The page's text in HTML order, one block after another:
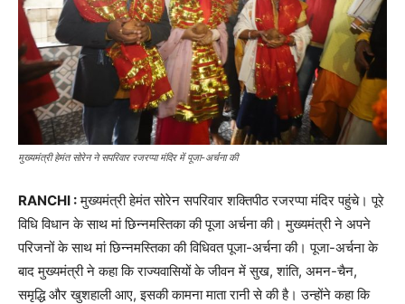
मुख्यमंत्री हेमंत सोरेन ने सपरिवार रजरप्पा मंदिर में पूजा-अर्चना की
RANCHI :मुख्यमंत्री हेमंत सोरेन सपरिवार शक्तिपीठ रजरप्पा मंदिर पहुंचे। पूरे
विधि विधान के साथ मां छिन्नमस्तिका की पूजा अर्चना की। मुख्यमंत्री ने अपने
परिजनों के साथ मां छिन्नमस्तिका की विधिवत पूजा-अर्चना की। पूजा-अर्चना के
बाद मुख्यमंत्री ने कहा कि राज्यवासियों के जीवन में सुख, शांति, अमन-चैन,
समृद्धि और खुशहाली आए, इसकी कामना माता रानी से की है। उन्होंने कहा कि